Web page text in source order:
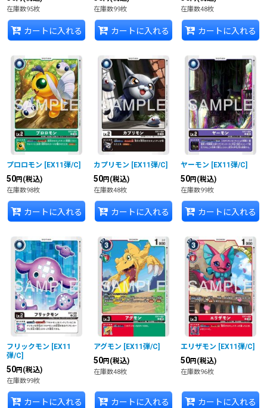
在庫数95枚
カートに入れる
在庫数99枚
カートに入れる
在庫数48枚
カートに入れる
プロロモン [EX11弾/C]
50円 (税込)
在庫数98枚
カートに入れる
カプリモン [EX11弾/C]
50円 (税込)
在庫数48枚
カートに入れる
ヤーモン [EX11弾/C]
50円 (税込)
在庫数99枚
カートに入れる
フリックモン [EX11
弾/C]
50円 (税込)
在庫数99枚
カートに入れる
アグモン [EX11弾/C]
50円 (税込)
在庫数48枚
カートに入れる
エリザモン [EX11弾/C]
50円 (税込)
在庫数96枚
カートに入れる